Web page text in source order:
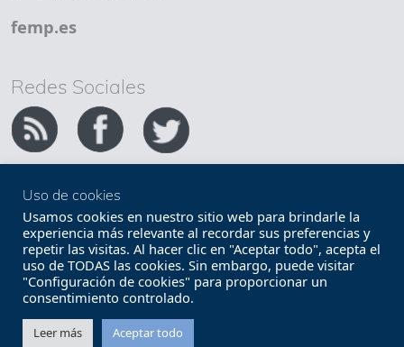
femp.es
Redes Sociales
Copyright FEMP
Accesibilidad
Términos legales
Política de privacidad
Términos y condiciones de uso
Mapa web
Contacto
Uso de cookies
Usamos cookies en nuestro sitio web para brindarle la
experiencia más relevante al recordar sus preferencias y
repetir las visitas. Al hacer clic en "Aceptar todo", acepta el
uso de TODAS las cookies. Sin embargo, puede visitar
"Configuración de cookies" para proporcionar un
consentimiento controlado.
Leer más Aceptar todo